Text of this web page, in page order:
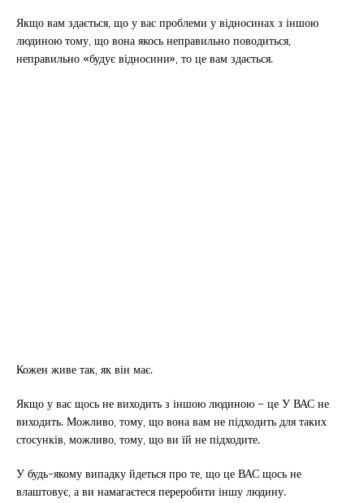
Якщо вам здається, що у вас проблеми у відносинах з іншою
людиною тому, що вона якось неправильно поводиться,
неправильно «будує відносини», то це вам здається.
Кожен живе так, як він має.
Якщо у вас щось не виходить з іншою людиною – це У ВАС не
виходить. Можливо, тому, що вона вам не підходить для таких
стосунків, можливо, тому, що ви їй не підходите.
У будь-якому випадку йдеться про те, що це ВАС щось не
влаштовує, а ви намагаєтеся переробити іншу людину.